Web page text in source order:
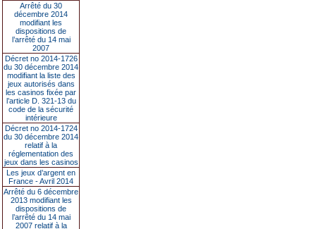
Arrêté du 30
décembre 2014
modifiant les
dispositions de
l’arrêté du 14 mai
2007
Décret no 2014-1726
du 30 décembre 2014
modifiant la liste des
jeux autorisés dans
les casinos fixée par
l’article D. 321-13 du
code de la sécurité
intérieure
Décret no 2014-1724
du 30 décembre 2014
relatif à la
réglementation des
jeux dans les casinos
Les jeux d’argent en
France - Avril 2014
Arrêté du 6 décembre
2013 modifiant les
dispositions de
l’arrêté du 14 mai
2007 relatif à la